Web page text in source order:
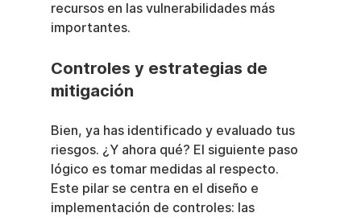
recursos en las vulnerabilidades más
importantes.
Controles y estrategias de
mitigación
Bien, ya has identificado y evaluado tus
riesgos. ¿Y ahora qué? El siguiente paso
lógico es tomar medidas al respecto.
Este pilar se centra en el diseño e
implementación de controles: las